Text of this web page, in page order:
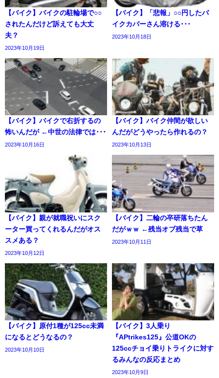
【バイク】バイクの駐輪場で○○
されたんだけど訴えても大丈
夫？
2023年10月19日
【バイク】「悲報」○○円したバ
イクカバーさん溶ける･･･
2023年10月18日
【バイク】バイクで右折するの
怖いんだが ←中世の法律では･･･
2023年10月16日
【バイク】バイク仲間が欲しい
んだがどうやったら作れるの？
2023年10月13日
【バイク】親が就職祝いにスク
ーター買ってくれるんだがオス
スメある？
2023年10月12日
【バイク】二輪の卒研落ちたん
だがｗｗ ←残当オブ残当で草
2023年10月11日
【バイク】原付1種が125cc未満
になるとどうなるの？
2023年10月10日
【バイク】3人乗り
『APtrikes125』公道OKの
125ccチョイ乗りトライクに対す
るみんなの反応まとめ
2023年10月9日